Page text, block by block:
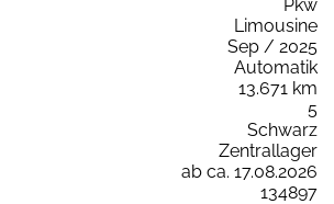
Pkw
Limousine
Sep / 2025
Automatik
13.671 km
5
Schwarz
Zentrallager
ab ca. 17.08.2026
134897